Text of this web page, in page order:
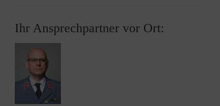
ausgefülltes "Abrechnungsformular für die
Aus- und Fortbildung von betrieblichen
Ersthelfenden"
kann.
Bitte beachten Sie, dass einzelne
Ihr Ansprechpartner vor Ort: